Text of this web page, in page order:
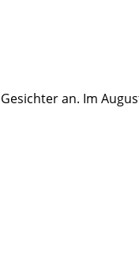
an. Im